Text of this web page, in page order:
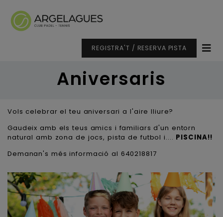
REGISTRA'T / RESERVA PISTA
Aniversaris
Vols celebrar el teu aniversari a l'aire lliure?
Gaudeix amb els teus amics i familiars d'un entorn
natural amb zona de jocs, pista de futbol i.... PISCINA!!
Demanan's més informació al 640218817